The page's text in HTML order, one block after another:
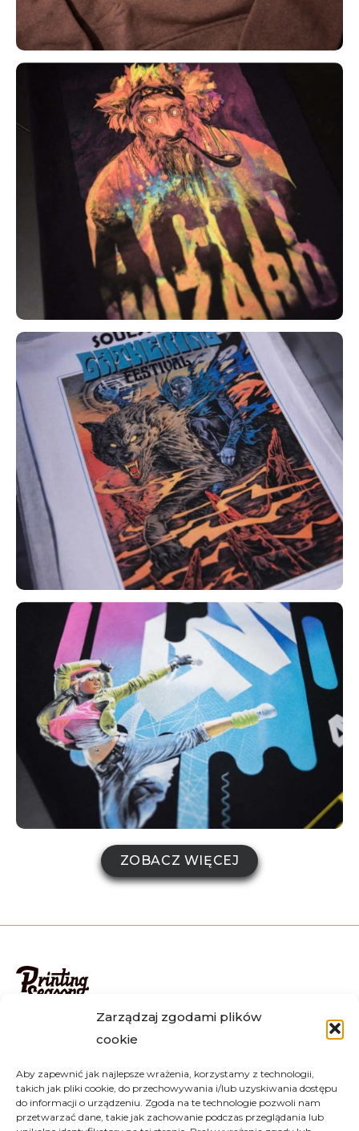
Zarządzaj zgodami plików
cookie
Aby zapewnić jak najlepsze wrażenia, korzystamy z technologii,
takich jak pliki cookie, do przechowywania i/lub uzyskiwania dostępu
do informacji o urządzeniu. Zgoda na te technologie pozwoli nam
przetwarzać dane, takie jak zachowanie podczas przeglądania lub
ZOBACZ WIĘCEJ
osobistego złożenia zamówienia u nas w Jakubowie.
Jeżeli masz jakiekolwiek pytania, skontaktuj się z nami
mailowo lub telefonicznie – z chęcią odpowiemy na